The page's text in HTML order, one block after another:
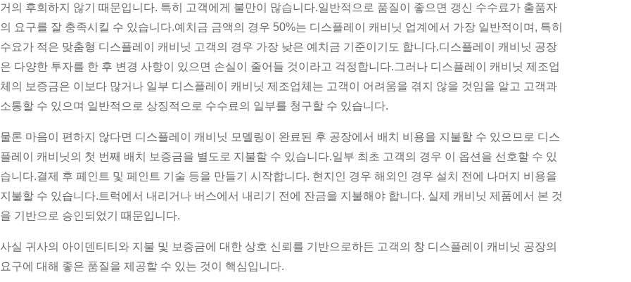
거의 후회하지 않기 때문입니다. 특히 고객에게 불만이 많습니다.일반적으로 품질이 좋으면 갱신 수수료가 출품자
의 요구를 잘 충족시킬 수 있습니다.예치금 금액의 경우 50%는 디스플레이 캐비닛 업계에서 가장 일반적이며, 특히
수요가 적은 맞춤형 디스플레이 캐비닛 고객의 경우 가장 낮은 예치금 기준이기도 합니다.디스플레이 캐비닛 공장
은 다양한 투자를 한 후 변경 사항이 있으면 손실이 줄어들 것이라고 걱정합니다.그러나 디스플레이 캐비닛 제조업
체의 보증금은 이보다 많거나 일부 디스플레이 캐비닛 제조업체는 고객이 어려움을 겪지 않을 것임을 알고 고객과
소통할 수 있으며 일반적으로 상징적으로 수수료의 일부를 청구할 수 있습니다.
물론 마음이 편하지 않다면 디스플레이 캐비닛 모델링이 완료된 후 공장에서 배치 비용을 지불할 수 있으므로 디스
플레이 캐비닛의 첫 번째 배치 보증금을 별도로 지불할 수 있습니다.일부 최초 고객의 경우 이 옵션을 선호할 수 있
습니다.결제 후 페인트 및 페인트 기술 등을 만들기 시작합니다. 현지인 경우 해외인 경우 설치 전에 나머지 비용을
지불할 수 있습니다.트럭에서 내리거나 버스에서 내리기 전에 잔금을 지불해야 합니다. 실제 캐비닛 제품에서 본 것
을 기반으로 승인되었기 때문입니다.
사실 귀사의 아이덴티티와 지불 및 보증금에 대한 상호 신뢰를 기반으로하든 고객의 창 디스플레이 캐비닛 공장의
요구에 대해 좋은 품질을 제공할 수 있는 것이 핵심입니다.